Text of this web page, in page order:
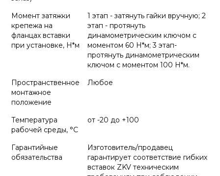
Момент затяжки
крепежа на
фланцах вставки
при установке, Н*м
1 этап - затянуть гайки вручную; 2
этап - протянуть
динамометрическим ключом с
моментом 60 Н*м; 3 этап-
протянуть динамометрическим
ключом с моментом 100 Н*м.
Пространственное
монтажное
положение
Любое
Температура
рабочей среды, °С
от -20 до +100
Гарантийные
обязательства
Изготовитель/продавец
гарантирует соответствие гибких
вставок ZKV техническим